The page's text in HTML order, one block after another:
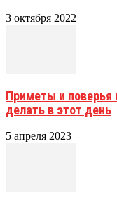
3 октября 2022
Приметы и поверья
делать в этот день
5 апреля 2023